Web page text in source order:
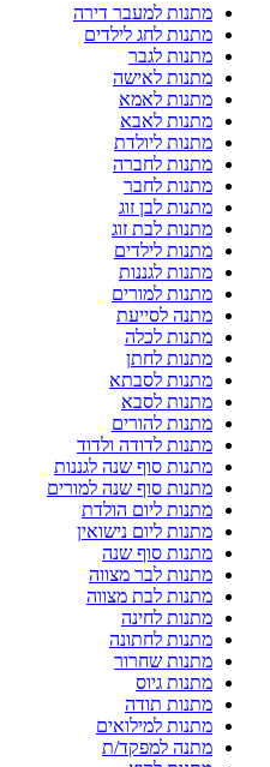
מתנות למעבר דירה
מתנות לחג לילדים
מתנות לגבר
מתנות לאישה
מתנות לאמא
מתנות לאבא
מתנות ליולדת
מתנות לחברה
מתנות לחבר
מתנות לבן זוג
מתנות לבת זוג
מתנות לילדים
מתנות לגננות
מתנות למורים
מתנה לסייעת
מתנות לכלה
מתנות לחתן
מתנות לסבתא
מתנות לסבא
מתנות להורים
מתנות לדודה ולדוד
מתנות סוף שנה לגננות
מתנות סוף שנה למורים
מתנות ליום הולדת
מתנות ליום נישואין
מתנות סוף שנה
מתנות לבר מצווה
מתנות לבת מצווה
מתנות לחינה
מתנות לחתונה
מתנות שחרור
מתנות גיוס
מתנות תודה
מתנות למילואים
מתנה למפקד/ת